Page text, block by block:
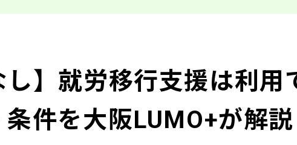
し】就労移行支援は利用
件を大阪LUMO+が解説